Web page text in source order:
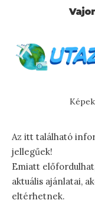
Az itt található
jellegűek!
Emiatt
aktuális ajánlatai,
eltérhetnek.